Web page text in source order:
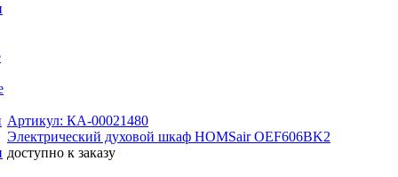
Артикул: КА-00021480
Электрический духовой шкаф HOMSair OEF606BK2
доступно к заказу